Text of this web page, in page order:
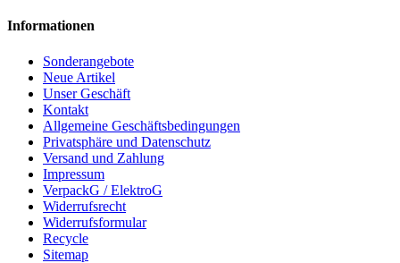
Informationen
Sonderangebote
Neue Artikel
Unser Geschäft
Kontakt
Allgemeine Geschäftsbedingungen
Privatsphäre und Datenschutz
Versand und Zahlung
Impressum
VerpackG / ElektroG
Widerrufsrecht
Widerrufsformular
Recycle
Sitemap